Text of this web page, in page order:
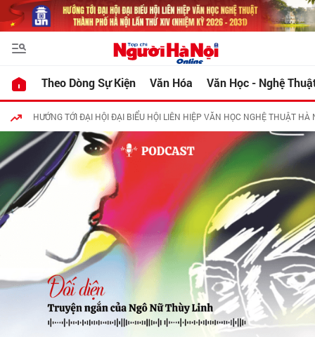
Theo Dòng Sự Kiện Văn Hóa Văn Học - Nghệ
HƯỚNG TỚI ĐẠI HỘI ĐẠI BIỂU HỘI LIÊN HIỆP VĂN HỌC NGHỆ THUẬT HÀ